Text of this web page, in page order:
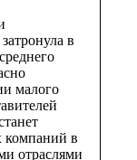
в
малого
компаний в
отраслями